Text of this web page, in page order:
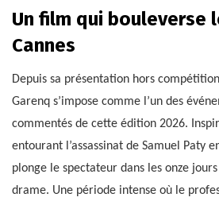
Un film qui bouleverse
Cannes
Depuis sa présentation hors
Garenq s’impose comme l’un des
commentés de cette édition 2026.
entourant l’assassinat de Samuel Paty
plonge le spectateur dans les onze
drame. Une période intense où le